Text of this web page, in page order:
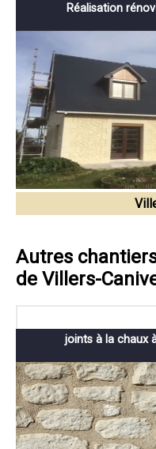
Réalisation
Autres
de Villers-
joints à la chaux